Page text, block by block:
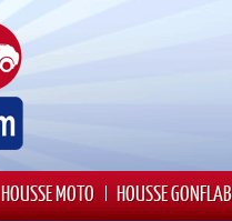
HOUSSE MOTO HOUSSE